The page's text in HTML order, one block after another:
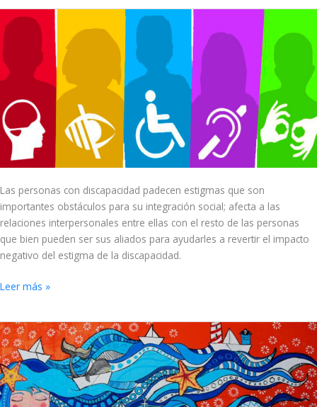
Las personas con discapacidad padecen estigmas que son
importantes obstáculos para su integración social; afecta a las
relaciones interpersonales entre ellas con el resto de las personas
que bien pueden ser sus aliados para ayudarles a revertir el impacto
negativo del estigma de la discapacidad.
estigma
de
la
discapacidad
Leer más »
Discapacidades
para
aprender